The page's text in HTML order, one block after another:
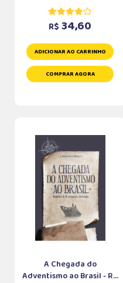
R$ 34,60
ADICIONAR AO CARRINHO
COMPRAR AGORA
A Chegada do
Adventismo ao Brasil - R...